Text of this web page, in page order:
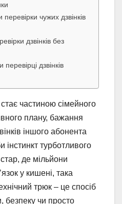
чужих дзвінків
дзвінків без
дзвінків
частиною сімейного
плану, бажання
іншого абонента
інстинкт турботливого
де мільйони
у кишені, така
трюк – це спосіб
безпеку чи просто